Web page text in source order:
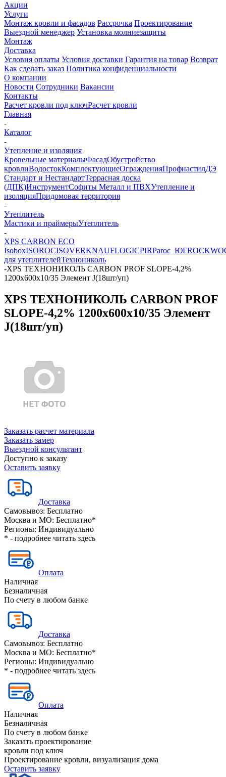
Акции
Услуги
Монтаж кровли и фасадов Рассрочка Проектирование
Выездной менеджер Установка молниезащиты
Монтаж
Доставка
Условия оплаты Условия доставки Гарантия на товар Возврат
Как сделать заказ Политика конфиденциальности
О компании
Новости Сотрудники Вакансии
Контакты
Расчет кровли под ключРасчет кровли
Главная
-
Каталог
-
Утепление и изоляция
Кровельные материалыФасадОбустройство
кровлиВодостокКомплектующиеОгражденияПрофнастилДЭ
Стандарт и НестандартТеррасная доска
(ДПК)ИнструментСофиты Металл и ПВХУтепление и
изоляцияПридомовая территория
-
Утеплитель
Мастики и праймерыУтеплитель
-
XPS CARBON ECO
IsoboxISOROCISOVERKNAUFLOGICPIRParoc_ЮГ
для утеплителейТехнониколь
-XPS ТЕХНОНИКОЛЬ CARBON PROF SLOPE-4,2%
1200x600x10/35 Элемент J(18шт/уп)
XPS ТЕХНОНИКОЛЬ CARBON PROF
SLOPE-4,2% 1200x600x10/35 Элемент
J(18шт/уп)
Заказать расчет материала
Заказать замер
Выездной консультант
Доступно к заказу
Оставить заявку
Доставка
Самовывоз: Бесплатно
Москва и МО: Бесплатно*
Регионы: Индивидуально
* - подробнее читать здесь
Оплата
Наличная
Безналичная
По счету в любом банке
Доставка
Самовывоз: Бесплатно
Москва и МО: Бесплатно*
Регионы: Индивидуально
* - подробнее читать здесь
Оплата
Наличная
Безналичная
По счету в любом банке
Заказать проектирование
кровли под ключ
Проектирование кровли, визуализация дома
Оставить заявку